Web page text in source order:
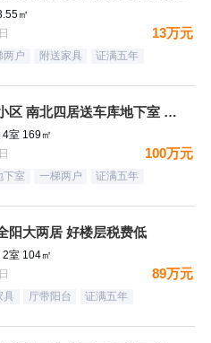
㎡
13万元
两户 附送家具 证满五年
广场旁 联通小区 南北四居送车库地下室 好楼层税费低
室 169㎡
100万元
下室 一梯两户 证满五年
阳大两居 好楼层税费低
室 104㎡
89万元
具 厅带阳台 证满五年